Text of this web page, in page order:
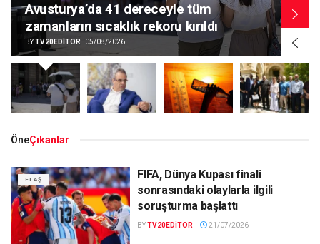
Avusturya’da 41 dereceyle tüm
zamanların sıcaklık rekoru kırıldı
BYTV20EDITOR 05/08/2026
ÖneÇıkanlar
FLAŞ
FIFA, Dünya Kupası finali
sonrasındaki olaylarla ilgili
soruşturma başlattı
BYTV20EDITOR 21/07/2026